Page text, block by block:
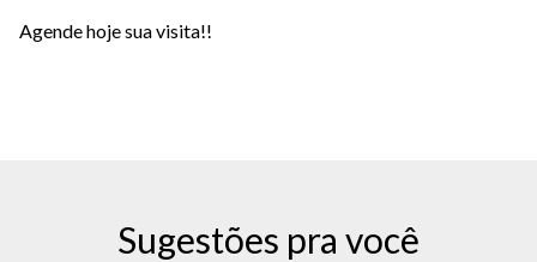
Agende hoje sua visita!!
Sugestões pra você